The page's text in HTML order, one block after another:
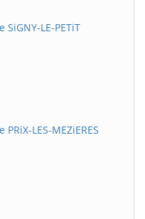
LE-PETiT
LES-MEZiERES